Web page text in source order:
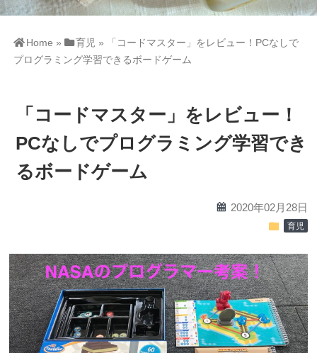
Home » 育児 »
「コードマスター」をレビュー！PCなしで
プログラミング学習できるボードゲーム
「コードマスター」をレビュー！
PCなしでプログラミング学習でき
るボードゲーム
calendar 2020年02月28日
folder 育児